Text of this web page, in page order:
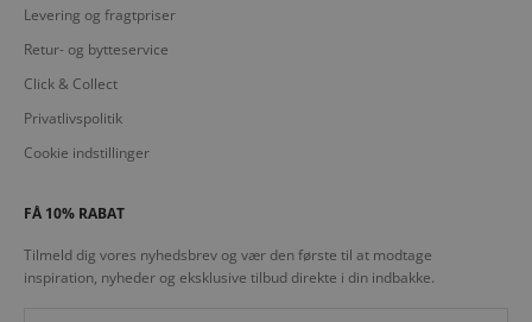
Levering og fragtpriser
Retur- og bytteservice
Click & Collect
Privatlivspolitik
Cookie indstillinger
FÅ 10% RABAT
Tilmeld dig vores nyhedsbrev og vær den første til at modtage
inspiration, nyheder og eksklusive tilbud direkte i din indbakke.